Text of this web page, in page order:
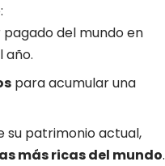
del mundo en
año.
para acumular una
su patrimonio actual,
más ricas del mundo.